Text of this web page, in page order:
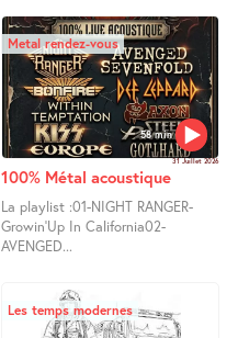
58 min
Metal rendez-vous
31 Juillet 2026
100% Métal acoustique
La playlist :01-NIGHT RANGER-
Growin’Up In California02-
AVENGED...
Les temps modernes